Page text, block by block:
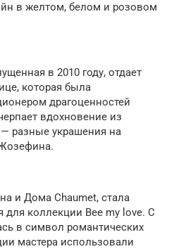
в желтом, белом и розовом
в 2010 году, отдает
которая была
драгоценностей
вдохновение из
— разные украшения на
и Дома Chaumet, стала
коллекции Bee my love. С
в символ романтических
мастера использовали